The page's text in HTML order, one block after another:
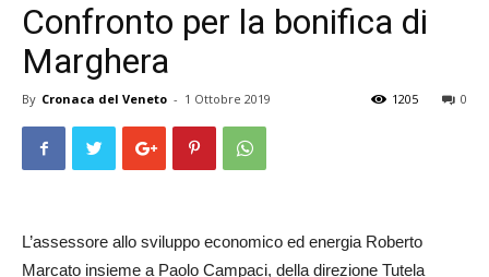
Confronto per la bonifica di
Marghera
By Cronaca del Veneto - 1 Ottobre 2019 0
1205
L’assessore allo sviluppo economico ed energia Ro­berto
Marcato insieme a Paolo Campaci, della di­rezione Tutela